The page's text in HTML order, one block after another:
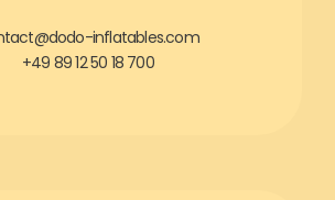
inflatables.com
+49 89 12 50 18 700